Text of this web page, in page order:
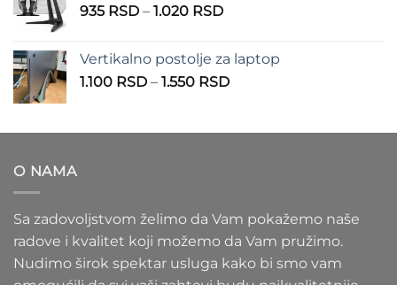
935 RSD – 1.020 RSDRaspon
935 RSD
do
Vertikalno postolje za laptop
1.100 RSD – 1.550 RSDRaspon
1.100 RSD
O NAMA
Sa zadovoljstvom želimo da Vam pokažemo naše
radove i kvalitet koji možemo da Vam pružimo.
Nudimo širok spektar usluga kako bi smo vam